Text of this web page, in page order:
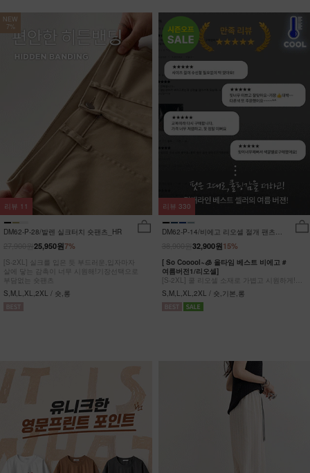
NEW
7%
DM62-P-28/발렌 실크터치 숏팬츠_HR
7%
25,950원
[S-2XL] 실크를 입은 듯 부드러운,입자마자
살에 닿는 감촉이 너무 시원해!기장선택으로
부담없는 숏팬츠
S,M,L,XL,2XL / 숏,롱
리뷰 11
DM62-P-14/비에고 리오셀 절개 팬츠
15%
32,900원
[ So Cooool~🧊 올타임 베스트 비에고 #
여름버전1/리오셀]
[S-2XL] 쿨 리오셀 소재로 가볍고 시원하게!
사이드 절개 쿨링 데님팬츠
S,M,L,XL,2XL / 숏,기본,롱
리뷰 330